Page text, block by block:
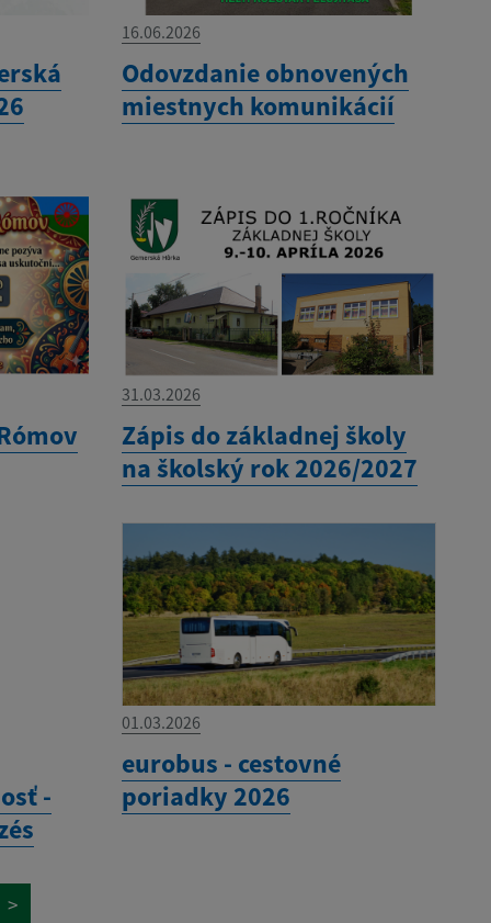
16.06.2026
Odovzdanie obnovených
miestnych komunikácií
31.03.2026
Zápis do základnej školy
na školský rok 2026/2027
-
01.03.2026
eurobus - cestovné
poriadky 2026
>